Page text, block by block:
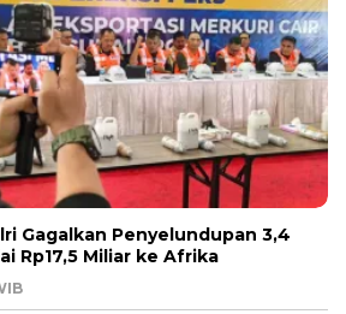
Gagalkan Penyelundupan 3,4
Rp17,5 Miliar ke Afrika